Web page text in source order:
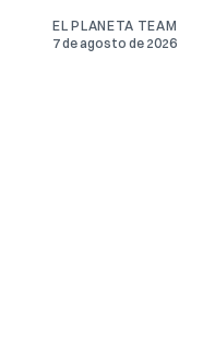
EL PLANETA TEAM
7 de agosto de 2026